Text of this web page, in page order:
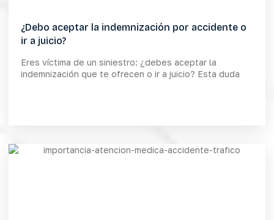
¿Debo aceptar la indemnización por accidente o
ir a juicio?
Eres víctima de un siniestro: ¿debes aceptar la
indemnización que te ofrecen o ir a juicio? Esta duda